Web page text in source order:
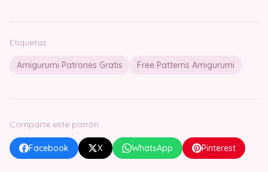
Etiquetas
Amigurumi Patrones Gratis Free Patterns Amigurumi
Comparte este patrón
Facebook X WhatsApp Pinterest